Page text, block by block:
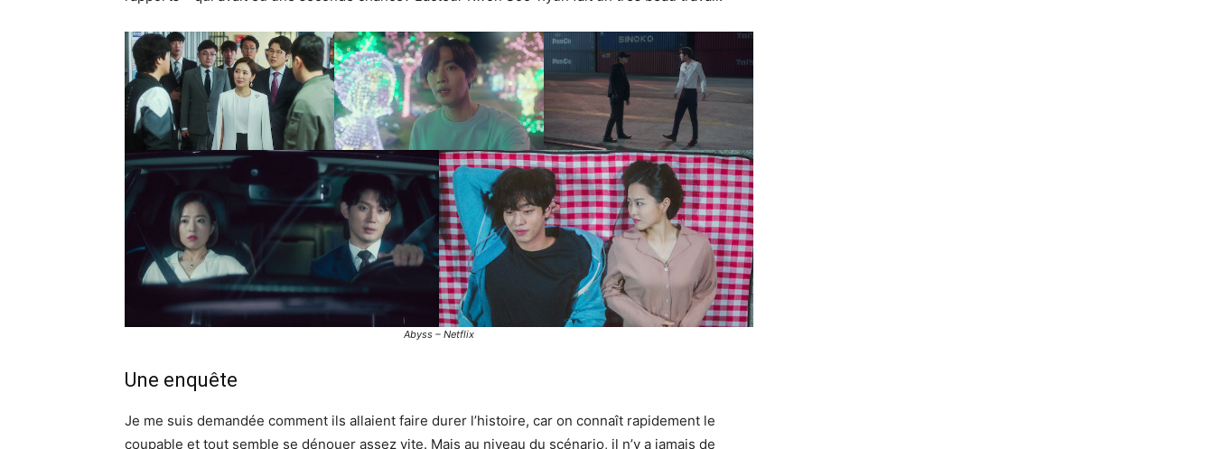
Abyss – Netflix
Une enquête
Je me suis demandée comment ils allaient faire durer l’histoire, car on connaît rapidement le
coupable et tout semble se dénouer assez vite. Mais au niveau du scénario, il n’y a jamais de